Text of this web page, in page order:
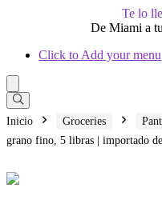
Te lo
De Miami a
Click to Add your menu
Inicio Groceries
grano fino, 5 libras | importado